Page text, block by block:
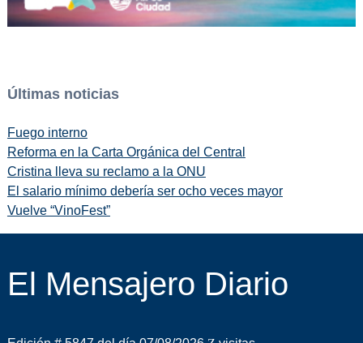
Últimas noticias
Fuego interno
Reforma en la Carta Orgánica del Central
Cristina lleva su reclamo a la ONU
El salario mínimo debería ser ocho veces mayor
Vuelve “VinoFest”
El Mensajero Diario